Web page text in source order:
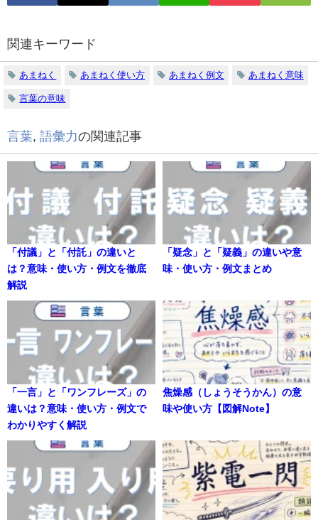
関連キーワード
あまねく あまねく使い方 あまねく例文 あまねく意味
言葉の意味
言葉, 語彙力の関連記事
「付議」と「付託」の違いと
は？意味・使い方・例文を徹底
解説
「疑念」と「疑義」の違いや意
味・使い方・例文まとめ
「一言」と「ワンフレーズ」の
違いは？意味・使い方・例文で
わかりやすく解説
焦燥感（しょうそうかん）の意
味や使い方【図解Note】